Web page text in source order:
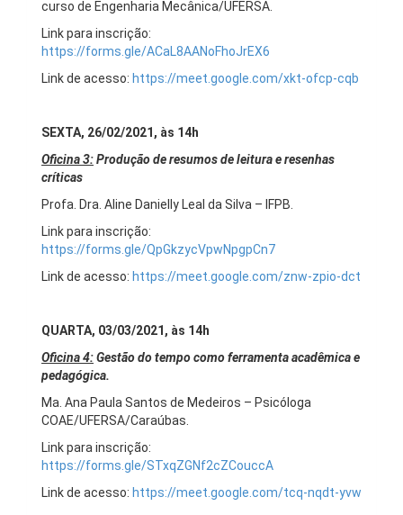
curso de Engenharia Mecânica/UFERSA.
Link para inscrição:
https://forms.gle/ACaL8AANoFhoJrEX6
Link de acesso: https://meet.google.com/xkt-ofcp-cqb
SEXTA, 26/02/2021, às 14h
Oficina 3:Produção de resumos de leitura e resenhas
críticas
Profa. Dra. Aline Danielly Leal da Silva – IFPB.
Link para inscrição:
https://forms.gle/QpGkzycVpwNpgpCn7
Link de acesso: https://meet.google.com/znw-zpio-dct
QUARTA, 03/03/2021, às 14h
Oficina 4:Gestão do tempo como ferramenta acadêmica e
pedagógica.
Ma. Ana Paula Santos de Medeiros – Psicóloga
COAE/UFERSA/Caraúbas.
Link para inscrição:
https://forms.gle/STxqZGNf2cZCouccA
Link de acesso: https://meet.google.com/tcq-nqdt-yvw